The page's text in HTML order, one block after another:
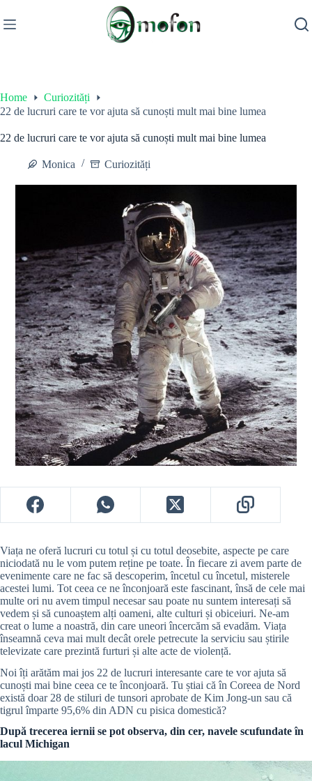
to
content
Home
Curiozități
22 de lucruri care te vor ajuta să cunoști mult mai bine lumea
22 de lucruri care te vor ajuta să cunoști mult mai bine lumea
Monica Curiozități
Viața ne oferă lucruri cu totul și cu totul deosebite, aspecte pe care
niciodată nu le vom putem reține pe toate. În fiecare zi avem parte de
evenimente care ne fac să descoperim, încetul cu încetul, misterele
acestei lumi. Tot ceea ce ne înconjoară este fascinant, însă de cele mai
multe ori nu avem timpul necesar sau poate nu suntem interesați să
vedem și să cunoaștem alți oameni, alte culturi și obiceiuri. Ne-am
creat o lume a noastră, din care uneori încercăm să evadăm. Viața
înseamnă ceva mai mult decât orele petrecute la serviciu sau știrile
televizate care prezintă furturi și alte acte de violență.
Noi îți arătăm mai jos 22 de lucruri interesante care te vor ajuta să
cunoști mai bine ceea ce te înconjoară. Tu știai că în Coreea de Nord
există doar 28 de stiluri de tunsori aprobate de Kim Jong-un sau că
tigrul împarte 95,6% din ADN cu pisica domestică?
După trecerea iernii se pot observa, din cer, navele scufundate în
lacul Michigan